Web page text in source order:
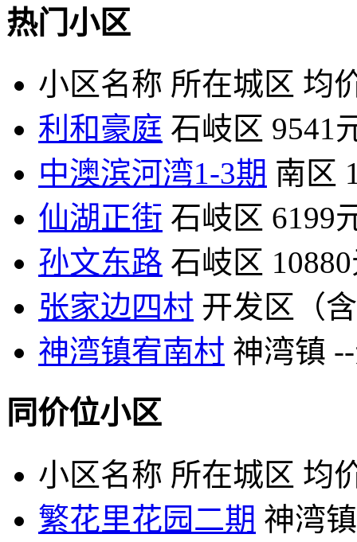
热门小区
小区名称 所在城区 均
利和豪庭 石岐区 9541
中澳滨河湾1-3期 南区
仙湖正街 石岐区 6199
孙文东路 石岐区
张家边四村 开发区（
神湾镇宥南村 神湾镇
同价位小区
小区名称 所在城区 均
繁花里花园二期 神湾镇